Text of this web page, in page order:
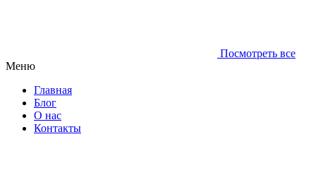
Посмотреть все
Меню
Главная
Блог
О нас
Контакты